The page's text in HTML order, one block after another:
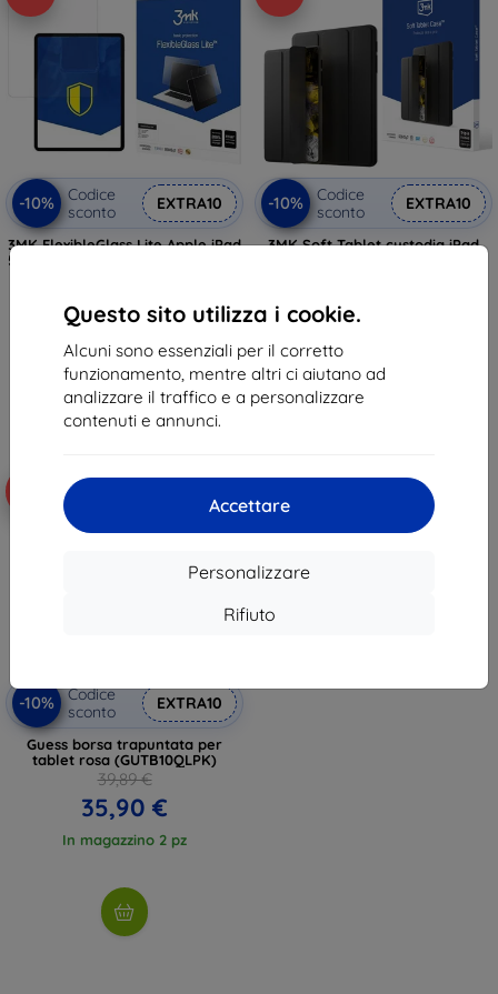
Questo sito utilizza i cookie.
Alcuni sono essenziali per il corretto
funzionamento, mentre altri ci aiutano ad
analizzare il traffico e a personalizzare
contenuti e annunci.
Accettare
Personalizzare
Rifiuto
-10%
Codice
sconto
EXTRA10
3MK FlexibleGlass Lite Apple iPad
5 2017 vetro protettivo ibrido Lite
13,41 €
In magazzino > 5 pz
-10%
Codice
sconto
EXTRA10
3MK Soft Tablet custodia iPad
24,22 €
-10%
Codice
sconto
EXTRA10
Guess borsa trapuntata per
tablet rosa (GUTB10QLPK)
39,89 €
35,90 €
In magazzino 2 pz